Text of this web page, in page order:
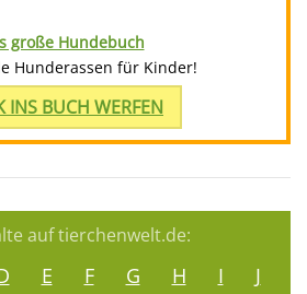
große Hundebuch
Hunderassen für Kinder!
INS BUCH WERFEN
auf tierchenwelt.de:
E F G H I
J